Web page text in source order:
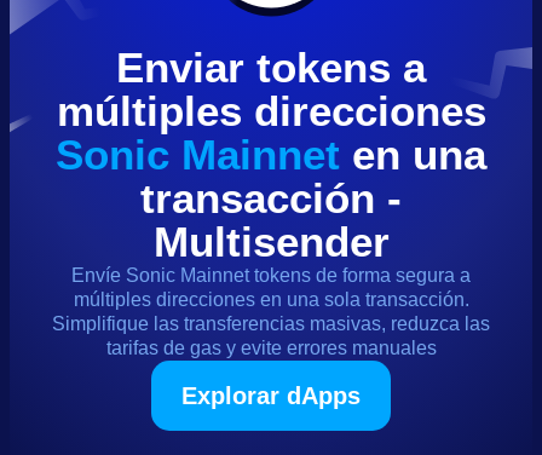
Enviar tokens a
múltiples direcciones
Sonic Mainnet en una
transacción -
Multisender
Envíe Sonic Mainnet tokens de forma segura a
múltiples direcciones en una sola transacción.
Simplifique las transferencias masivas, reduzca las
tarifas de gas y evite errores manuales
Explorar dApps